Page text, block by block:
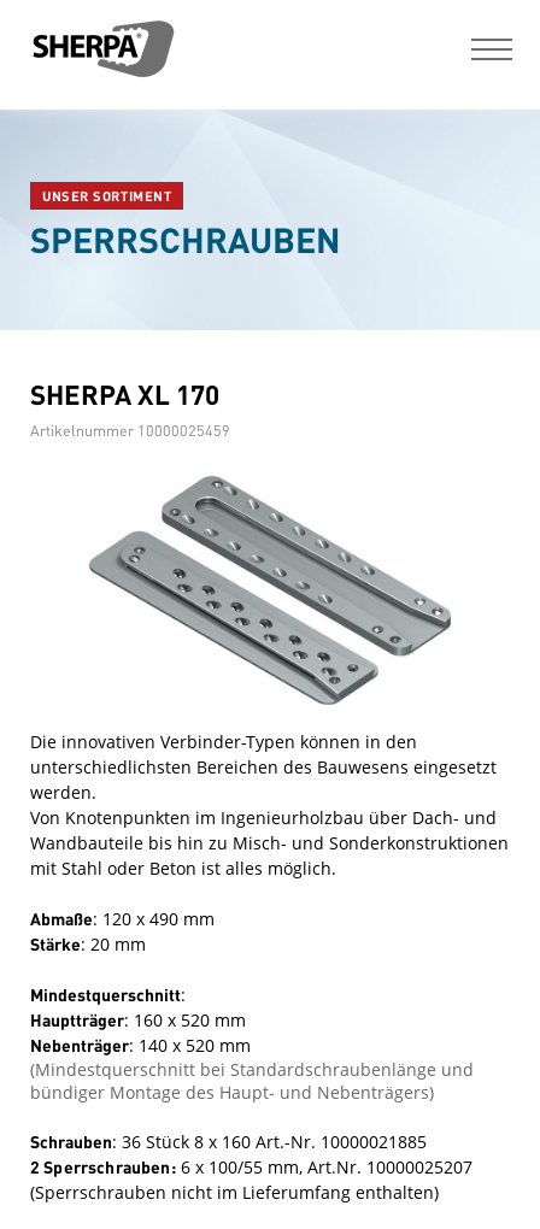
UNSER SORTIMENT
SPERRSCHRAUBEN
SHERPA XL 170
Artikelnummer 10000025459
Die innovativen Verbinder-Typen können in den
unterschiedlichsten Bereichen des Bauwesens eingesetzt
werden.
Von Knotenpunkten im Ingenieurholzbau über Dach- und
Wandbauteile bis hin zu Misch- und Sonderkonstruktionen
mit Stahl oder Beton ist alles möglich.
Abmaße: 120 x 490 mm
Stärke: 20 mm
Mindestquerschnitt:
Hauptträger: 160 x 520 mm
Nebenträger: 140 x 520 mm
(Mindestquerschnitt bei Standardschraubenlänge und
bündiger Montage des Haupt- und Nebenträgers)
Schrauben: 36 Stück 8 x 160 Art.-Nr. 10000021885
2 Sperrschrauben:6 x 100/55 mm, Art.Nr. 10000025207
(Sperrschrauben nicht im Lieferumfang enthalten)